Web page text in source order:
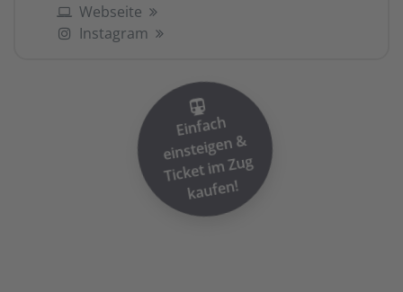
Webseite
Instagram
Einfach
einsteigen
&
Ticket i
m Zug
kaufen!